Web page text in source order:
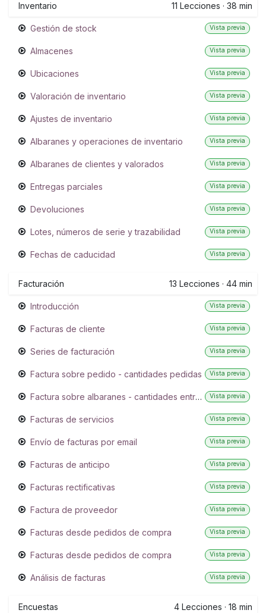
Inventario 11 Lecciones · 38 min
Gestión de stock Vista previa
Almacenes Vista previa
Ubicaciones Vista previa
Valoración de inventario Vista previa
Ajustes de inventario Vista previa
Albaranes y operaciones de inventario Vista previa
Albaranes de clientes y valorados Vista previa
Entregas parciales Vista previa
Devoluciones Vista previa
Lotes, números de serie y trazabilidad Vista previa
Fechas de caducidad Vista previa
Facturación 13 Lecciones · 44 min
Introducción Vista previa
Facturas de cliente Vista previa
Series de facturación Vista previa
Factura sobre pedido - cantidades pedidas Vista previa
Factura sobre albaranes - cantidades entregadas Vista previa
Facturas de servicios Vista previa
Envío de facturas por email Vista previa
Facturas de anticipo Vista previa
Facturas rectificativas Vista previa
Factura de proveedor Vista previa
Facturas desde pedidos de compra Vista previa
Facturas desde pedidos de compra Vista previa
Análisis de facturas Vista previa
Encuestas 4 Lecciones · 18 min